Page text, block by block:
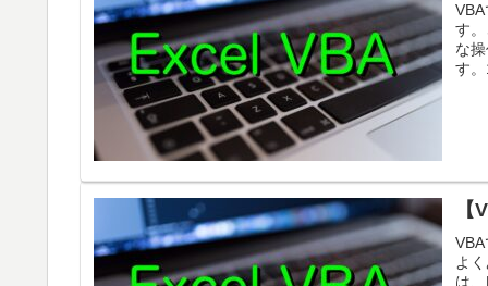
す
な
す
よ
は